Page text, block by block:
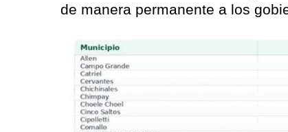
de manera permanente a los